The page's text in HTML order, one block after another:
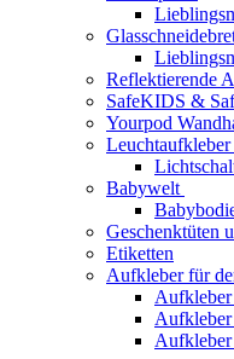
Reflektierende
SafeKIDS &
Yourpod
Leuchtaufkleber
Babywelt
Geschenktüten
Etiketten
Aufkleber für